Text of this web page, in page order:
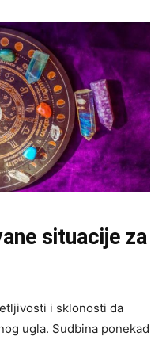
situacije za
i sklonosti da
ugla. Sudbina ponekad